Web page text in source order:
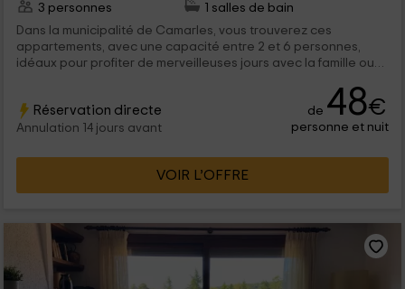
3 personnes
1 salles de bain
Dans la municipalité de Camarles, vous trouverez ces
appartements, avec une capacité entre 2 et 6 personnes,
idéaux pour profiter de merveilleuses jours avec la famille ou
besoin et l'environnement naturel vous laissera fasciné. Ce
sera une expérience incroyable de les apprécier à tout
moment de l'année.
Réservation directe
Annulation 14 jours avant
de 48€
personne et nuit
VOIR L’OFFRE